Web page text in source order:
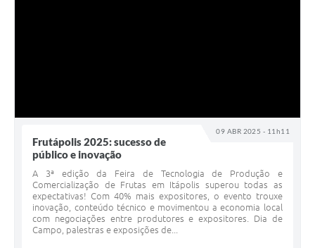
09 ABR 2025 - 11h11
Frutápolis 2025: sucesso de
público e inovação
A 3ª edição da Feira de Tecnologia de Produção e
Comercialização de Frutas em Itápolis superou todas as
expectativas! Com 40% mais expositores, o evento trouxe
inovação, conteúdo técnico e movimentou a economia local
com negociações entre produtores e expositores. Dia de
Campo, palestras e exposições de...